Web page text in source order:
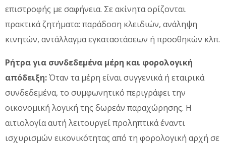
επιστροφής με σαφήνεια. Σε ακίνητα ορίζονται
πρακτικά ζητήματα: παράδοση κλειδιών, ανάληψη
κινητών, αντάλλαγμα εγκαταστάσεων ή προσθηκών κλπ.
Ρήτρα για συνδεδεμένα μέρη και φορολογική
απόδειξη:Όταν τα μέρη είναι συγγενικά ή εταιρικά
συνδεδεμένα, το συμφωνητικό περιγράφει την
οικονομική λογική της δωρεάν παραχώρησης. Η
αιτιολογία αυτή λειτουργεί προληπτικά έναντι
ισχυρισμών εικονικότητας από τη φορολογική αρχή σε